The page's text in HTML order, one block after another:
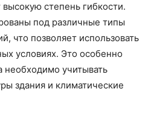
степень гибкости.
под различные типы
что позволяет использовать
условиях. Это особенно
необходимо учитывать
здания и климатические